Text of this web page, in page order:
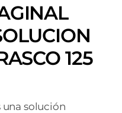
125
una solución